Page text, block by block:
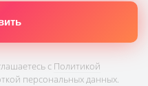
с Политикой
персональных данных.